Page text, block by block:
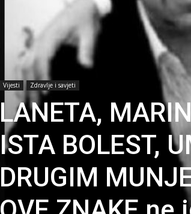
Vijesti Zdravlje i savjeti
LANETA,
ISTA BOLEST,
DRUGIM